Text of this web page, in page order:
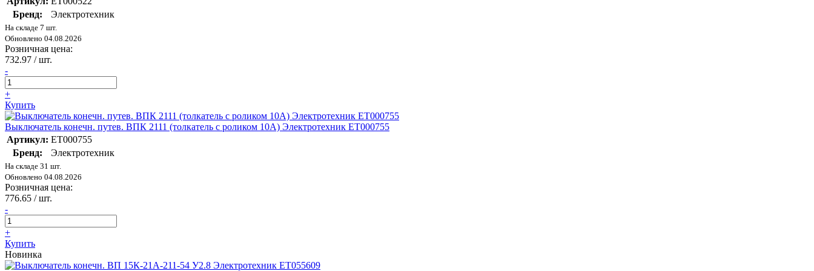
Бренд:
Электротехник
На складе 7 шт.
Обновлено 04.08.2026
Розничная цена:
732.97 / шт.
-
+
Купить
Выключатель конечн. путев. ВПК 2111 (толкатель с роликом 10A) Электротехник ET000755
Артикул: ET000755
Бренд:
Электротехник
На складе 31 шт.
Обновлено 04.08.2026
Розничная цена:
776.65 / шт.
-
+
Купить
Новинка